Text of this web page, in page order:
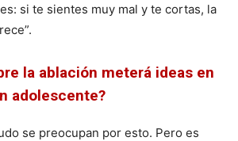
si te sientes muy mal y te cortas, la
la ablación meterá ideas en
adolescente?
se preocupan por esto. Pero es